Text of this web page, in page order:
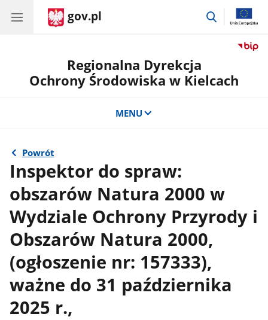
gov.pl
przejdź
Regionalna Dyrekcja
Ochrony Środowiska w Kielcach
MENU
Powrót
Inspektor do spraw:
obszarów Natura 2000 w
Wydziale Ochrony Przyrody i
Obszarów Natura 2000,
(ogłoszenie nr: 157333),
ważne do 31 października
2025 r.,